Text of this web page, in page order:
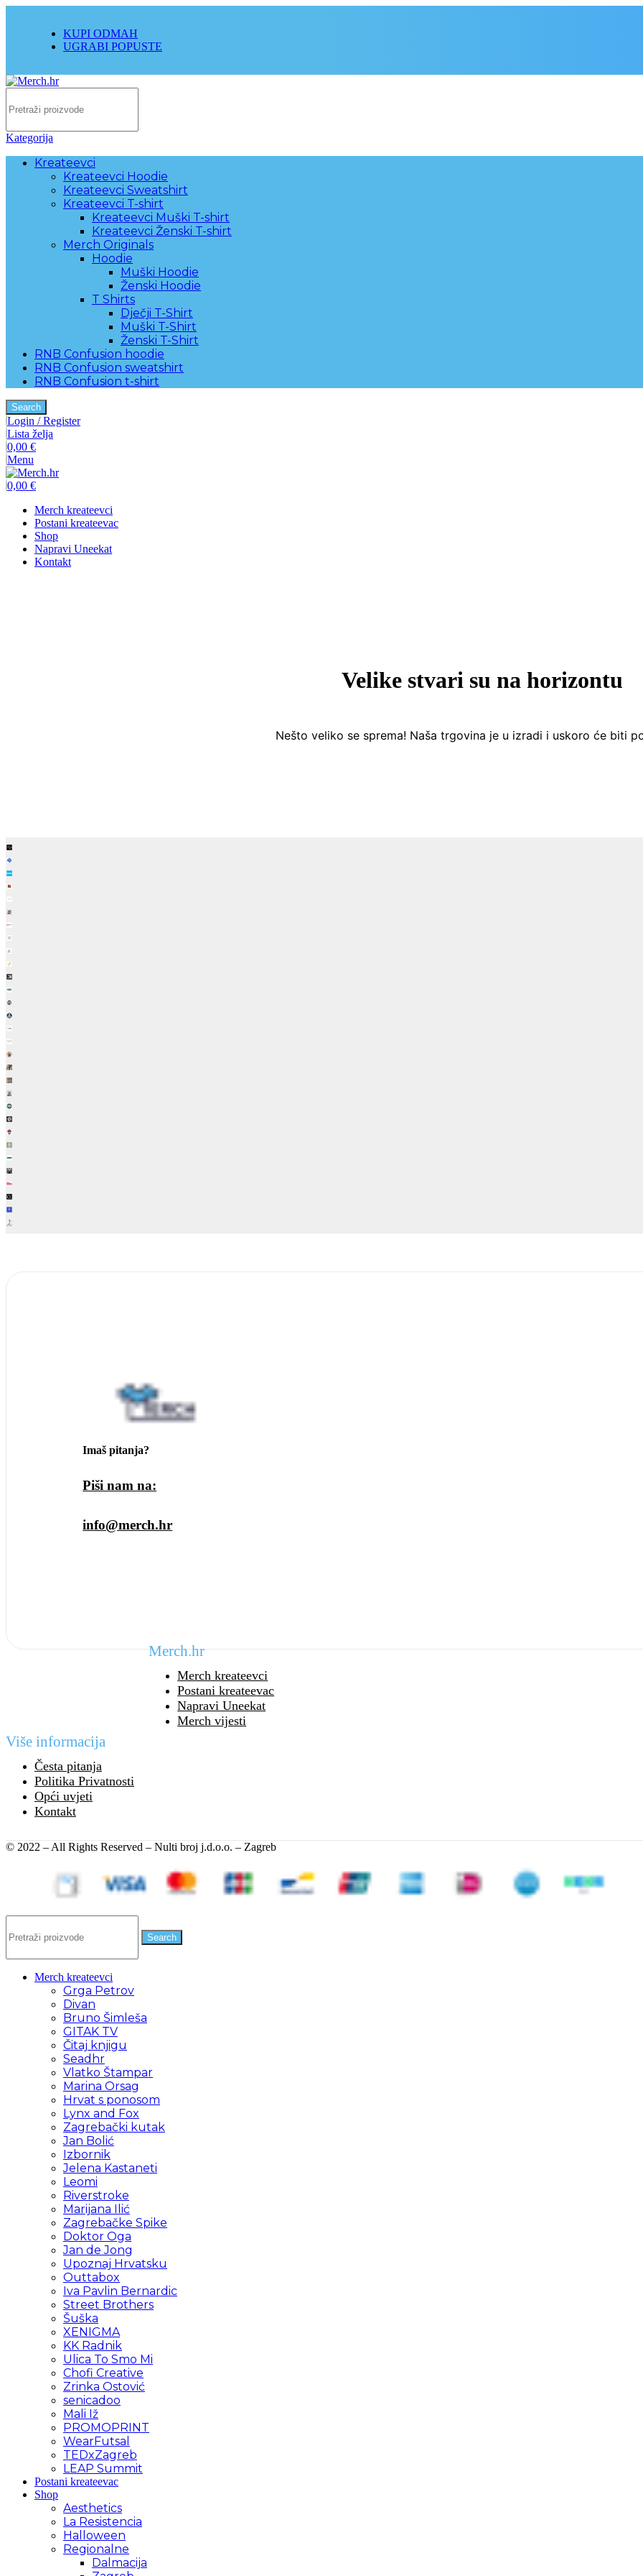
KUPI ODMAH
UGRABI POPUSTE
Kategorija
Kreateevci
Kreateevci Hoodie
Kreateevci Sweatshirt
Kreateevci T-shirt
Kreateevci Muški T-shirt
Kreateevci Ženski T-shirt
Merch Originals
Hoodie
Muški Hoodie
Ženski Hoodie
T Shirts
Dječji T-Shirt
Muški T-Shirt
Ženski T-Shirt
RNB Confusion hoodie
RNB Confusion sweatshirt
RNB Confusion t-shirt
Search
Login / Register
Lista želja
0,00 €
Menu
0,00 €
Merch kreateevci
Postani kreateevac
Shop
Napravi Uneekat
Kontakt
Velike stvari su na horizontu
Nešto veliko se sprema! Naša trgovina je u izradi i uskoro će biti
Imaš pitanja?
Piši nam na:
info@merch.hr
Merch.hr
Merch kreateevci
Postani kreateevac
Napravi Uneekat
Merch vijesti
Više informacija
Česta pitanja
Politika Privatnosti
Opći uvjeti
Kontakt
© 2022 – All Rights Reserved – Nulti broj j.d.o.o. – Zagreb
Search
Merch kreateevci
Grga Petrov
Divan
Bruno Šimleša
GITAK TV
Čitaj knjigu
Seadhr
Vlatko Štampar
Marina Orsag
Hrvat s ponosom
Lynx and Fox
Zagrebački kutak
Jan Bolić
Izbornik
Jelena Kastaneti
Leomi
Riverstroke
Marijana Ilić
Zagrebačke Spike
Doktor Oga
Jan de Jong
Upoznaj Hrvatsku
Outtabox
Iva Pavlin Bernardic
Street Brothers
Šuška
XENIGMA
KK Radnik
Ulica To Smo Mi
Chofi Creative
Zrinka Ostović
senicadoo
Mali Iž
PROMOPRINT
WearFutsal
TEDxZagreb
LEAP Summit
Postani kreateevac
Shop
Aesthetics
La Resistencia
Halloween
Regionalne
Dalmacija